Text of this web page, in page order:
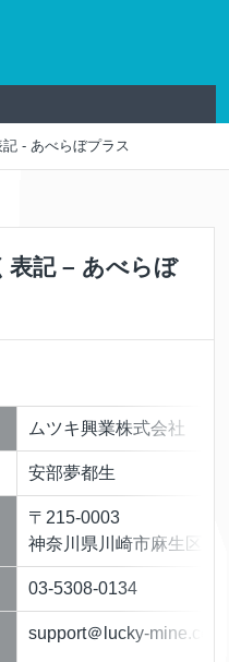
- あべらぼプラス
表記 – あべらぼ
ムツキ興業株式会社
安部夢都生
〒215-0003
神奈川県川崎市麻生区高
03-5308-0134
support＠lucky-mine.com